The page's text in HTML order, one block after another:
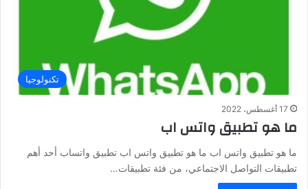
تكنولوجيا
17 أغسطس، 2022
ما هو تطبيق واتس اب
ما هو تطبيق واتس اب ما هو تطبيق واتس اب تطبيق واتساب أحد أهم
تطبيقات التواصل الاجتماعي، من فئة تطبيقات…